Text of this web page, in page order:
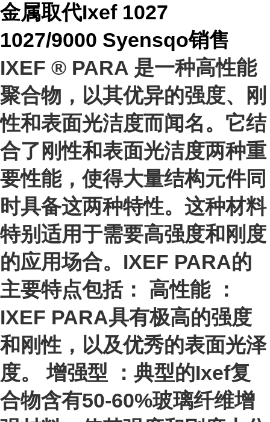
金属取代Ixef 1027
1027/9000 Syensqo销售
IXEF ® PARA 是一种高性能
聚合物，以其优异的强度、刚
性和表面光洁度而闻名。它结
合了刚性和表面光洁度两种重
要性能，使得大量结构元件同
时具备这两种特性。这种材料
特别适用于需要高强度和刚度
的应用场合。IXEF PARA的
主要特点包括： 高性能 ：
IXEF PARA具有极高的强度
和刚性，以及优秀的表面光泽
度。 增强型 ：典型的Ixef复
合物含有50-60%玻璃纤维增